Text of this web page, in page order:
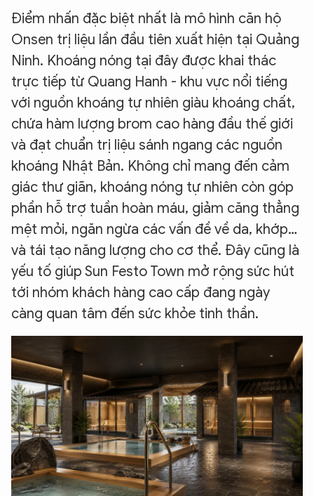
Điểm nhấn đặc biệt nhất là mô hình căn hộ
Onsen trị liệu lần đầu tiên xuất hiện tại Quảng
Ninh. Khoáng nóng tại đây được khai thác
trực tiếp từ Quang Hanh - khu vực nổi tiếng
với nguồn khoáng tự nhiên giàu khoáng chất,
chứa hàm lượng brom cao hàng đầu thế giới
và đạt chuẩn trị liệu sánh ngang các nguồn
khoáng Nhật Bản. Không chỉ mang đến cảm
giác thư giãn, khoáng nóng tự nhiên còn góp
phần hỗ trợ tuần hoàn máu, giảm căng thẳng
mệt mỏi, ngăn ngừa các vấn đề về da, khớp…
và tái tạo năng lượng cho cơ thể. Đây cũng là
yếu tố giúp Sun Festo Town mở rộng sức hút
tới nhóm khách hàng cao cấp đang ngày
càng quan tâm đến sức khỏe tinh thần.
XIN CHÀO,
TÔI LÀ CHATBOT CỦA